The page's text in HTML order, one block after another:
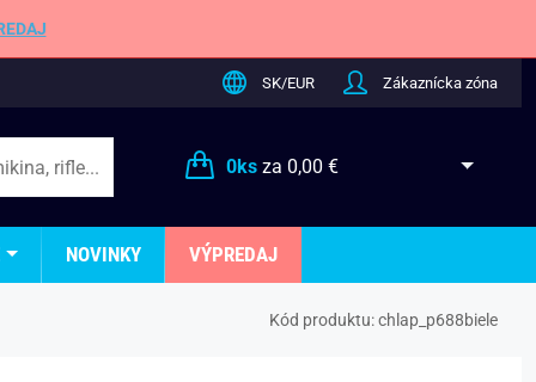
SK/EUR Zákaznícka zóna
0ksza 0,00 €
NOVINKY VÝPREDAJ
Kód produktu:chlap_p688biele